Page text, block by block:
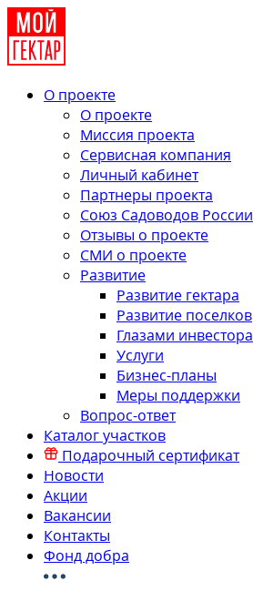
О проекте
О проекте
Миссия проекта
Сервисная компания
Личный кабинет
Партнеры проекта
Союз Садоводов России
Отзывы о проекте
СМИ о проекте
Развитие
Развитие гектара
Развитие поселков
Глазами инвестора
Услуги
Бизнес-планы
Меры поддержки
Вопрос-ответ
Каталог участков
Подарочный сертификат
Новости
Акции
Вакансии
Контакты
Фонд добра